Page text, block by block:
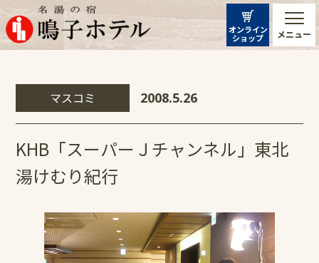
メニュー
オンライン
ショップ
マスコミ 2008.5.26
KHB「スーパーＪチャンネル」東北
湯けむり紀行